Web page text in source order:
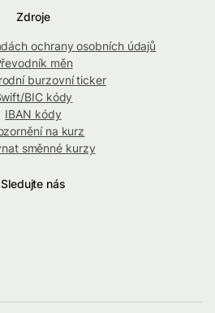
Zdroje
ochrany osobních údajů
měn
burzovní ticker
BIC kódy
IBAN kódy
na kurz
směnné kurzy
Sledujte nás